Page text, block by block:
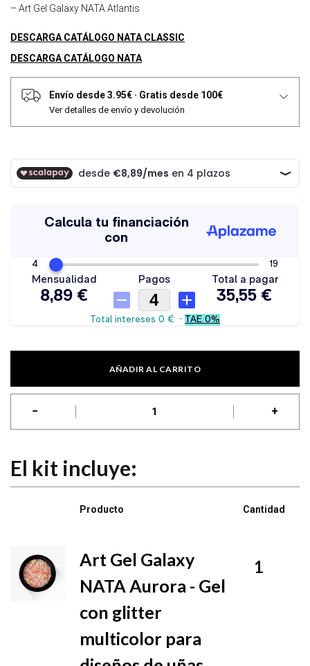
– Art Gel Galaxy NATA Atlantis
DESCARGA CATÁLOGO NATA CLASSIC
DESCARGA CATÁLOGO NATA
Envío desde 3.95€ · Gratis desde 100€
Ver detalles de envío y devolución
AÑADIR AL CARRITO
Pack Colección Art Gel Galaxy NATA 10 ml - Gel con glitter
− +
El kit incluye:
Producto Cantidad
Art Gel Galaxy
NATA Aurora - Gel
con glitter
multicolor para
1